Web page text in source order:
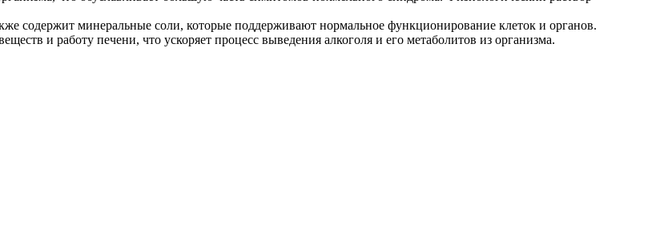
содержит минеральные соли, которые поддерживают нормальное функционирование клеток и органов.
и работу печени, что ускоряет процесс выведения алкоголя и его метаболитов из организма.